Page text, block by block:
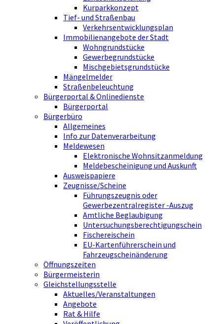
Kurparkkonzept
Tief- und Straßenbau
Verkehrsentwicklungsplan
Immobilienangebote der Stadt
Wohngrundstücke
Gewerbegrundstücke
Mischgebietsgrundstücke
Mängelmelder
Straßenbeleuchtung
Bürgerportal & Onlinedienste
Bürgerportal
Bürgerbüro
Allgemeines
Info zur Datenverarbeitung
Meldewesen
Elektronische Wohnsitzanmeldung
Meldebescheinigung und Auskunft
Ausweispapiere
Zeugnisse/Scheine
Führungszeugnis oder
Gewerbezentralregister -Auszug
Amtliche Beglaubigung
Untersuchungsberechtigungschein
Fischereischein
EU-Kartenführerschein und
Fahrzeugscheinänderung
Öffnungszeiten
Bürgermeisterin
Gleichstellungsstelle
Aktuelles/Veranstaltungen
Angebote
Rat & Hilfe